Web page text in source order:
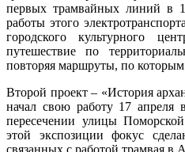
первых трамвайных линий в
работы этого
городского культурного
путешествие по
повторяя маршруты, по которым
Второй проект – «История
начал свою работу 17 апреля
пересечении улицы
этой экспозиции фокус